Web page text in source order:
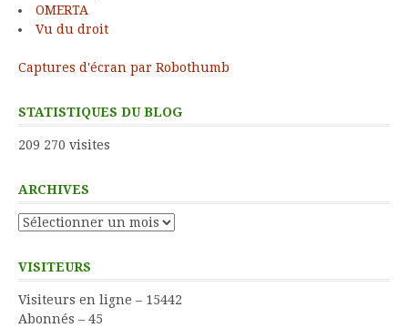
OMERTA
Vu du droit
Captures d'écran par Robothumb
STATISTIQUES DU BLOG
209 270 visites
ARCHIVES
Archives
VISITEURS
Visiteurs en ligne – 15442
Abonnés – 45